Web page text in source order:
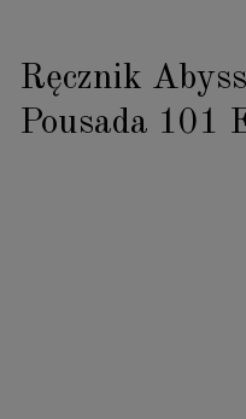
Ręcznik
Pousada 101